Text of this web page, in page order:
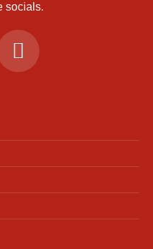
socials.